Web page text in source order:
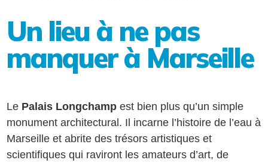
Un lieu à ne pas
manquer à Marseille
Le Palais Longchamp est bien plus qu’un simple
monument architectural. Il incarne l’histoire de l’eau à
Marseille et abrite des trésors artistiques et
scientifiques qui raviront les amateurs d’art, de